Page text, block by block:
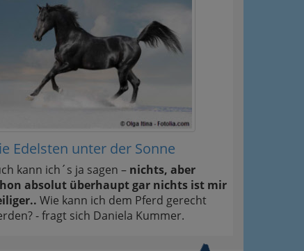
Edelsten unter der Sonne
kann ich´s ja sagen – nichts, aber
absolut überhaupt gar nichts ist mir
Wie kann ich dem Pferd gerecht
- fragt sich Daniela Kummer.